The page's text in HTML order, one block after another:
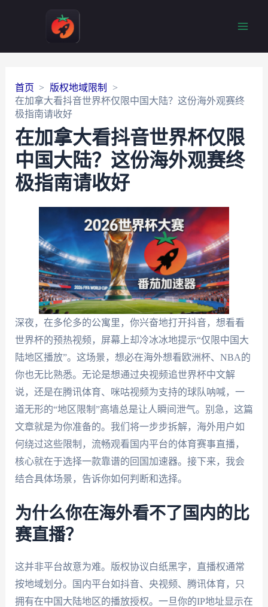
首页
版权地域限制
在加拿大看抖音世界杯仅限中国大陆？这份海外观赛终
极指南请收好
在加拿大看抖音世界杯仅限
中国大陆？这份海外观赛终
极指南请收好
深夜，在多伦多的公寓里，你兴奋地打开抖音，想看看
世界杯的预热视频，屏幕上却冷冰冰地提示“仅限中国大
陆地区播放”。这场景，想必在海外想看欧洲杯、NBA的
你也无比熟悉。无论是想通过央视频追世界杯中文解
说，还是在腾讯体育、咪咕视频为支持的球队呐喊，一
道无形的“地区限制”高墙总是让人瞬间泄气。别急，这篇
文章就是为你准备的。我们将一步步拆解，海外用户如
何绕过这些限制，流畅观看国内平台的体育赛事直播，
核心就在于选择一款靠谱的回国加速器。接下来，我会
结合具体场景，告诉你如何判断和选择。
为什么你在海外看不了国内的比
赛直播？
这并非平台故意为难。版权协议白纸黑字，直播权通常
按地域划分。国内平台如抖音、央视频、腾讯体育，只
拥有在中国大陆地区的播放授权。一旦你的IP地址显示在